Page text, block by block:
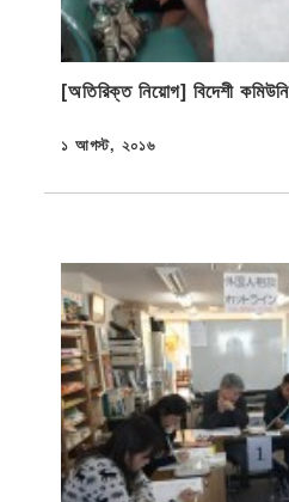
[অতিরিক্ত নিয়োগ] বিদেশী
প্রকাশিত
১ আগস্ট, ২০১৬